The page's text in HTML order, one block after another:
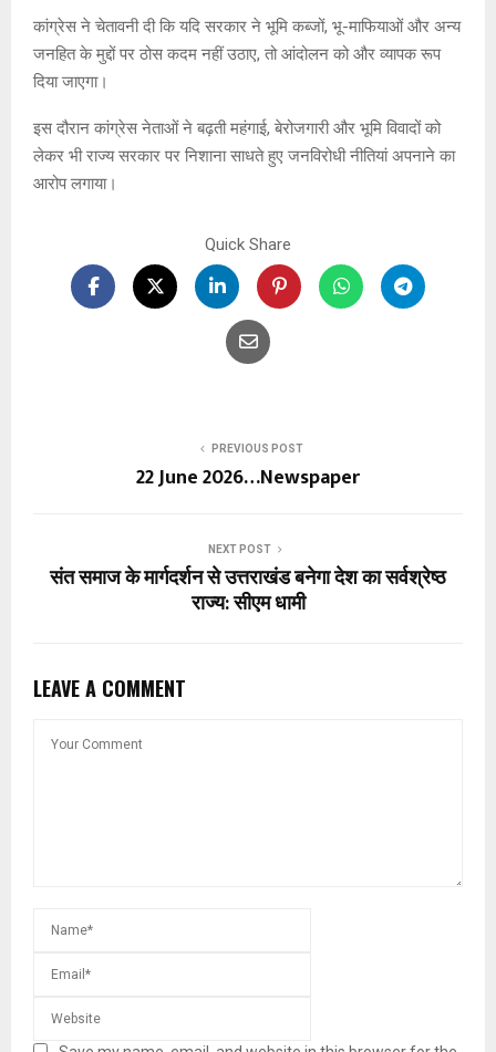
कांग्रेस ने चेतावनी दी कि यदि सरकार ने भूमि कब्जों, भू-माफियाओं और अन्य
जनहित के मुद्दों पर ठोस कदम नहीं उठाए, तो आंदोलन को और व्यापक रूप
दिया जाएगा।
इस दौरान कांग्रेस नेताओं ने बढ़ती महंगाई, बेरोजगारी और भूमि विवादों को
लेकर भी राज्य सरकार पर निशाना साधते हुए जनविरोधी नीतियां अपनाने का
आरोप लगाया।
Quick Share
PREVIOUS POST
22 June 2026…Newspaper
NEXT POST
संत समाज के मार्गदर्शन से उत्तराखंड बनेगा देश का सर्वश्रेष्ठ
राज्य: सीएम धामी
LEAVE A COMMENT